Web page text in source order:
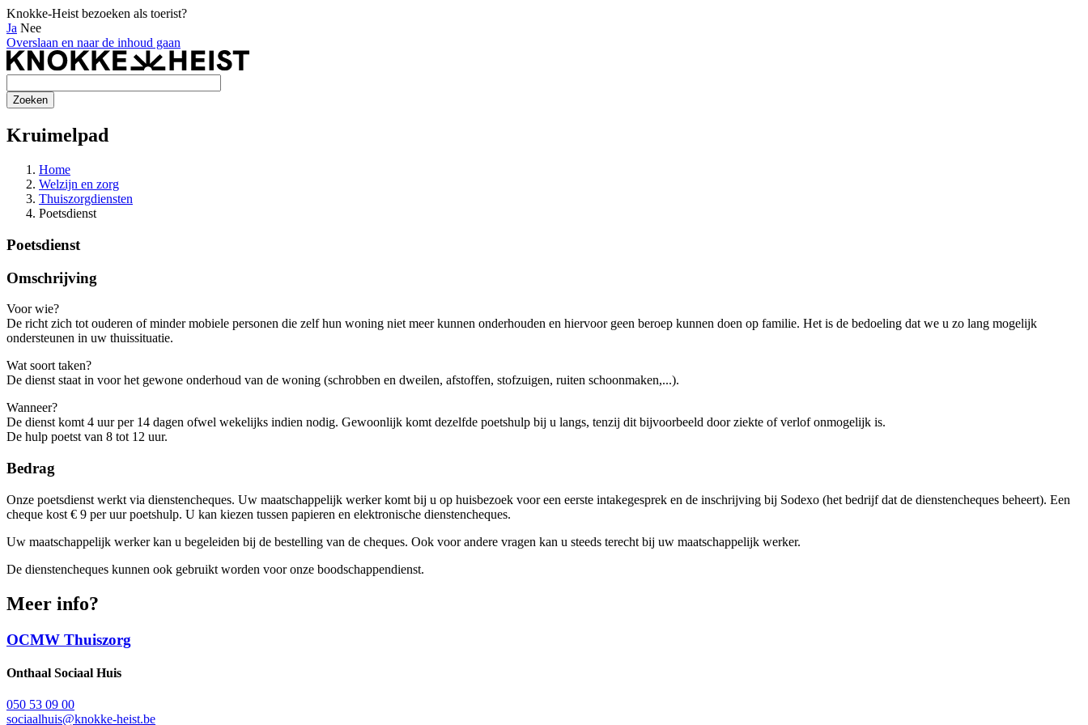
Knokke-Heist bezoeken als toerist?
Ja Nee
Overslaan en naar de inhoud gaan
Kruimelpad
Home
Welzijn en zorg
Thuiszorgdiensten
Poetsdienst
Poetsdienst
Omschrijving
Voor wie?
De richt zich tot ouderen of minder mobiele personen die zelf hun woning niet meer kunnen onderhouden en hiervoor geen beroep kunnen doen op familie. Het is de bedoeling dat we u zo lang mogelijk
ondersteunen in uw thuissituatie.
Wat soort taken?
De dienst staat in voor het gewone onderhoud van de woning (schrobben en dweilen, afstoffen, stofzuigen, ruiten schoonmaken,...).
Wanneer?
De dienst komt 4 uur per 14 dagen ofwel wekelijks indien nodig. Gewoonlijk komt dezelfde poetshulp bij u langs, tenzij dit bijvoorbeeld door ziekte of verlof onmogelijk is.
De hulp poetst van 8 tot 12 uur.
Bedrag
Onze poetsdienst werkt via dienstencheques. Uw maatschappelijk werker komt bij u op huisbezoek voor een eerste intakegesprek en de inschrijving bij Sodexo (het bedrijf dat de dienstencheques beheert). Een
cheque kost € 9 per uur poetshulp. U kan kiezen tussen papieren en elektronische dienstencheques.
Uw maatschappelijk werker kan u begeleiden bij de bestelling van de cheques. Ook voor andere vragen kan u steeds terecht bij uw maatschappelijk werker.
De dienstencheques kunnen ook gebruikt worden voor onze boodschappendienst.
Meer info?
OCMW Thuiszorg
Onthaal Sociaal Huis
050 53 09 00
sociaalhuis@knokke-heist.be